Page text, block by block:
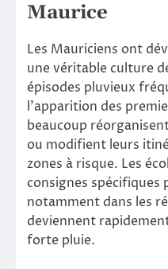
Maurice
Les Mauriciens ont
une véritable culture
épisodes pluvieux
l’apparition des
beaucoup
ou modifient leurs
zones à risque. Les
consignes spécifiques
notamment dans les
deviennent
forte pluie.